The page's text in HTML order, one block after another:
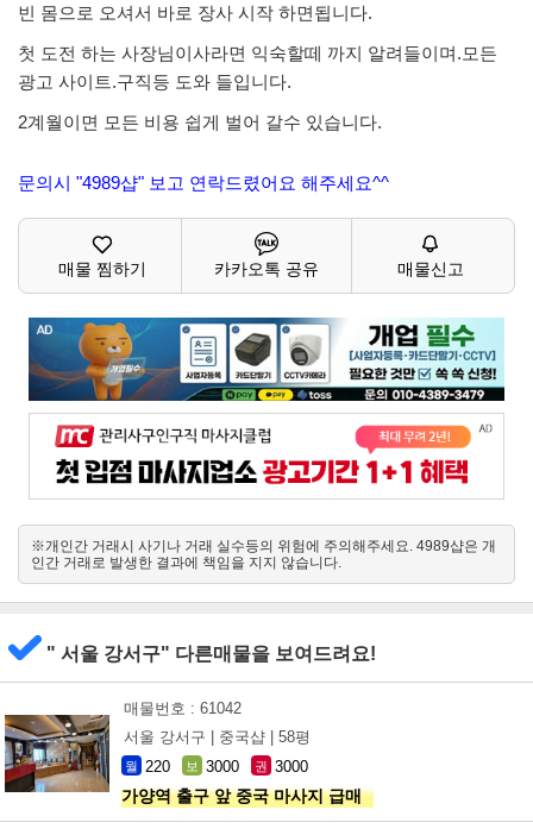
빈 몸으로 오셔서 바로 장사 시작 하면됩니다.
첫 도전 하는 사장님이사라면 익숙할떼 까지 알려들이며.모든
광고 사이트.구직등 도와 들입니다.
2계월이면 모든 비용 쉽게 벌어 갈수 있습니다.
문의시 "4989샵" 보고 연락드렸어요 해주세요^^
매물 찜하기 카카오톡 공유 매물신고
※개인간 거래시 사기나 거래 실수등의 위험에 주의해주세요. 4989샵은 개
인간 거래로 발생한 결과에 책임을 지지 않습니다.
" 서울 강서구" 다른매물을 보여드려요!
매물번호 : 61042
서울 강서구 |
중국샵 | 58평
월 220 보 3000 권 3000
가양역 출구 앞 중국 마사지 급매